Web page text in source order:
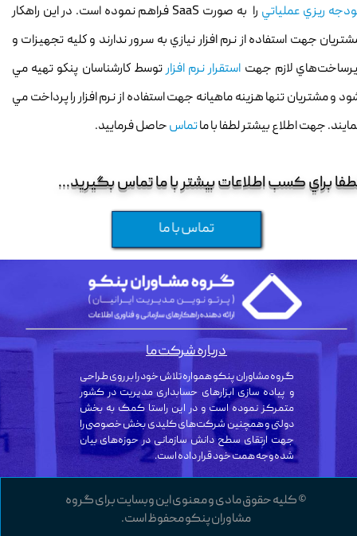
ريزي عملياتي
را به صورت SaaS فراهم نموده است. در اين راهكار
جهت استفاده از نرم افزار نيازي به سرور ندارند و كليه تجهيزات و
لازم جهت استقرار نرم افزارتوسط كارشناسان پنكو تهيه مي
و مشتريان تنها هزينه ماهيانه جهت استفاده از نرم افزار را پرداخت مي
جهت اطلاع بيشتر لطفا با ماتماسحاصل فرماييد.
براي کسب اطلاعات بيشتر با ما تماس بگيريد...
تماس با ما
© کلیه حقوق مادی و معنوی این وبسایت برای گروه
مشاوران پنکو محفوظ است.
گروه مشاوران پنکو همواره تلاش خود را بر روی طراحی
و پیاده سازی ابزارهای حسابداری مدیریت در کشور
متمرکز نموده است و در این راستا کمک به بخش
دولتی و همچنین شرکت‌های کلیدی بخش خصوصی را
جهت ارتقای سطح دانش سازمانی در حوزه‌های بیان
شده وجه همت خود قرار داده است.
درباره شرکت ما